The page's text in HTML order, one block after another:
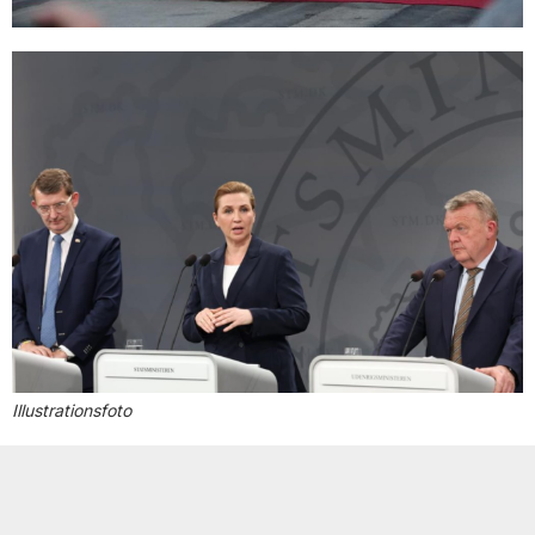
Illustrationsfoto